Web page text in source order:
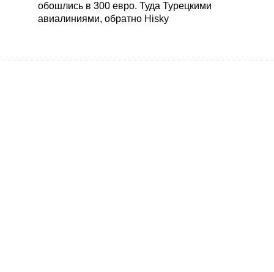
обошлись в 300 евро. Туда Турецкими
авиалиниями, обратно Hisky